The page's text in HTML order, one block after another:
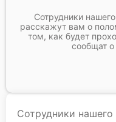
Сотрудники
расскажут вам о
том, как будет
сообщат
Сотрудники нашего